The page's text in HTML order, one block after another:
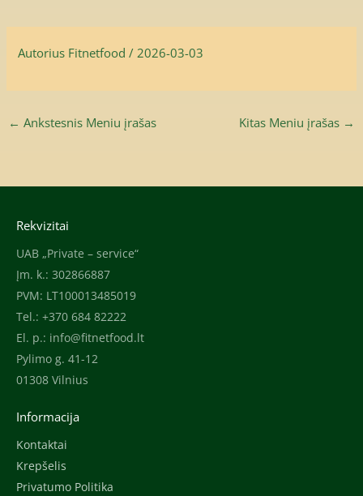
Autorius Fitnetfood/ 2026-03-03
← Ankstesnis Meniu įrašas Kitas Meniu įrašas →
Rekvizitai
UAB „Private – service“
Įm. k.: 302866887
PVM: LT100013485019
Tel.: +370 684 82222
El. p.: info@fitnetfood.lt
Pylimo g. 41-12
01308 Vilnius
Informacija
Kontaktai
Krepšelis
Privatumo Politika